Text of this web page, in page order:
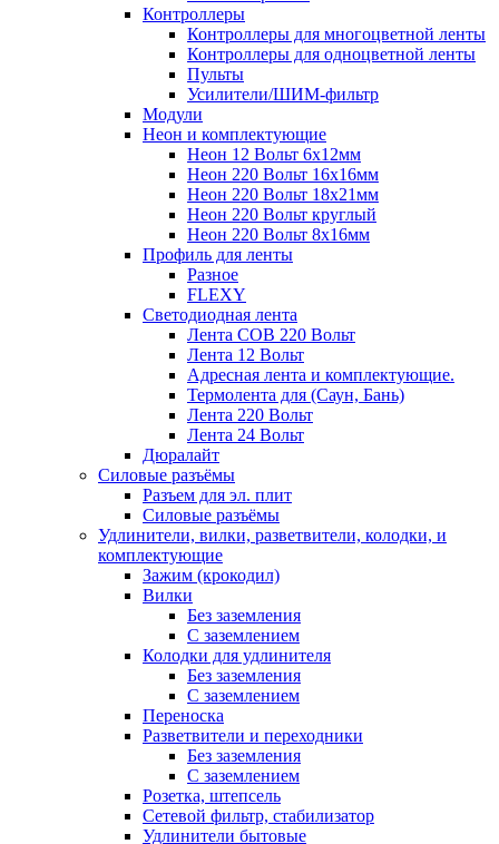
Контроллеры
Контроллеры для многоцветной ленты
Контроллеры для одноцветной ленты
Пульты
Усилители/ШИМ-фильтр
Модули
Неон и комплектующие
Неон 12 Вольт 6х12мм
Неон 220 Вольт 16х16мм
Неон 220 Вольт 18х21мм
Неон 220 Вольт круглый
Неон 220 Вольт 8х16мм
Профиль для ленты
Разное
FLEXY
Светодиодная лента
Лента СОВ 220 Вольт
Лента 12 Вольт
Адресная лента и комплектующие.
Термолента для (Саун, Бань)
Лента 220 Вольт
Лента 24 Вольт
Дюралайт
Силовые разъёмы
Разъем для эл. плит
Силовые разъёмы
Удлинители, вилки, разветвители, колодки, и
комплектующие
Зажим (крокодил)
Вилки
Без заземления
С заземлением
Колодки для удлинителя
Без заземления
С заземлением
Переноска
Разветвители и переходники
Без заземления
С заземлением
Розетка, штепсель
Сетевой фильтр, стабилизатор
Удлинители бытовые